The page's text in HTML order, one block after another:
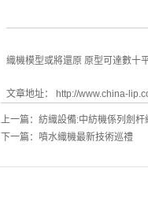
織機模型或將還原 原型可達數十
文章地址： http://www.china-
上一篇： 紡織設備:中紡機係列劍杆
下一篇： 噴水織機最新技術巡禮